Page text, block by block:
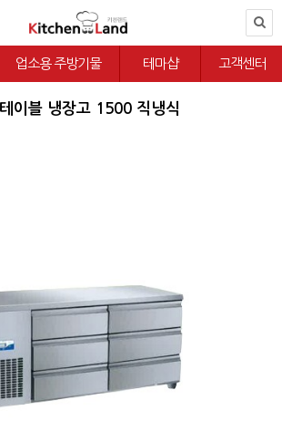
업소용 주방기물 테마샵 고객센터
이블 냉장고 1500 직냉식